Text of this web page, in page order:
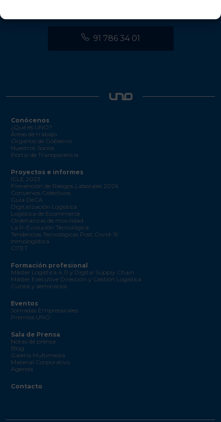
91 786 34 01
Conócenos
¿Qué es UNO?
Áreas de trabajo
Órganos de Gobierno
Nuestros Socios
Portal de Transparencia
Proyectos e informes
ICLE 2023
Prevención de Riesgos Laborales 2026
Convenios Colectivos
Guía DeCA
Digitalización Logística
Logística de Ecommerce
Ordenanzas de movilidad
La R-Evolución Tecnológica
Tendencias Tecnológicas Post Covid-19
Inmologística
CITET
Formación profesional
Máster Logística 4.0 y Digital Supply Chain
Máster Executive Dirección y Gestión Logística
Cursos y seminarios
Eventos
Jornadas Empresariales
Premios UNO
Sala de Prensa
Notas de prensa
Blog
Galería Multimedia
Material Corporativo
Agenda
Contacto